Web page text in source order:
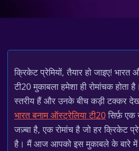
क्रिकेट प्रेमियों, तैयार हो जाइए!
टी20 मुकाबला हमेशा ही रोमांचक होता
स्तरीय हैं और उनके बीच कड़ी टक्कर
भारत बनाम ऑस्ट्रेलिया टी20सिर्फ़
जज़्बा है, एक रोमांच है जो हर क्रिकेट
है। मैं आज आपको इस मुकाबले के बारे में